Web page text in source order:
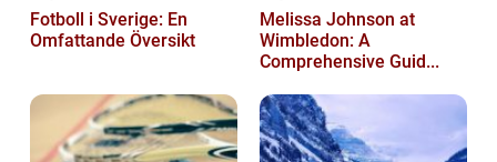
Fotboll i Sverige: En
Omfattande Översikt
Melissa Johnson at
Wimbledon: A
Comprehensive Guid...